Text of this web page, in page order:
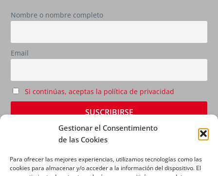
Gestionar el Consentimiento
de las Cookies
Para ofrecer las mejores experiencias, utilizamos tecnologías como las
cookies para almacenar y/o acceder a la información del dispositivo. El
Nombre o nombre completo
Email
Si continúas, aceptas la política de privacidad